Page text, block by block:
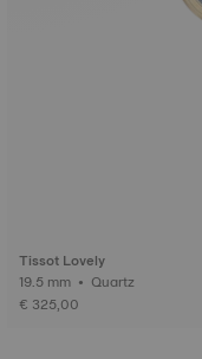
Tissot Lovely
19.5 mm • Quartz
€ 325,00